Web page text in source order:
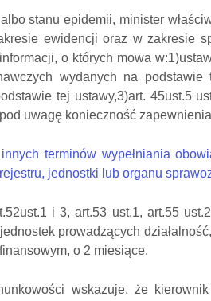
stanu epidemii, minister
ewidencji oraz w zakresie
o których mowa
wydanych na
tej ustawy,3)art. 45ust.5
uwagę konieczność
terminów wypełniania
jednostki lub organu
i 3, art.53 ust.1, art.55
prowadzących
o 2 miesiące.
wskazuje, że